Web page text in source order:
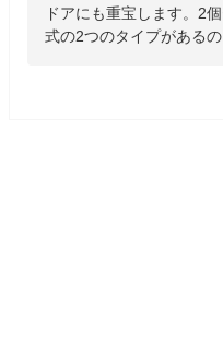
ドアにも重宝します。2
式の2つのタイプがある